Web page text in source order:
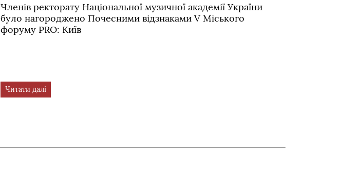
Членів ректорату Національної музичної академії України
було нагороджено Почесними відзнаками V Міського
форуму PRO: Київ
Читати далі